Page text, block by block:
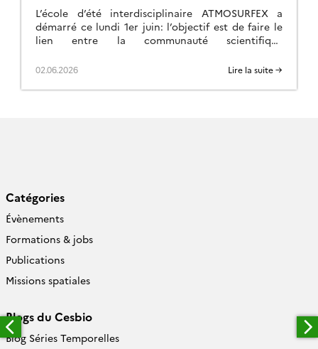
L’école d’été interdisciplinaire ATMOSURFEX a
démarré ce lundi 1er juin: l’objectif est de faire le
lien entre la communauté scientifique
communauté des atmosphèricien (modélisation de
programme d’une semaine de cours et de travaux
02.06.2026 Lire la suite →
Catégories
Évènements
Formations & jobs
Publications
Missions spatiales
Blogs du Cesbio
Blog Séries Temporelles